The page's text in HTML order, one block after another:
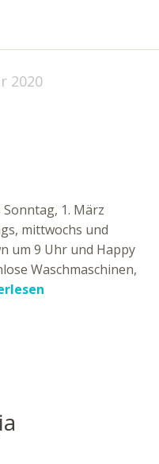
2020
1. März
mittwochs und
um 9 Uhr und Happy
Waschmaschinen,